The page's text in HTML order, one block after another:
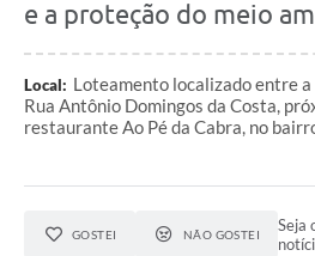
e a proteção do meio
Local: Loteamento localizado entre a
Rua Antônio Domingos da Costa,
restaurante Ao Pé da Cabra, no
GOSTEI NÃO GOSTEI
Seja